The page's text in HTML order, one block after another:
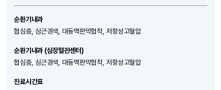
순환기내과
협심증, 심근경색, 대동맥판막협착, 저항성고혈압
순환기내과 (심장혈관센터)
협심증, 심근경색, 대동맥판막협착, 저항성고혈압
진료시간표